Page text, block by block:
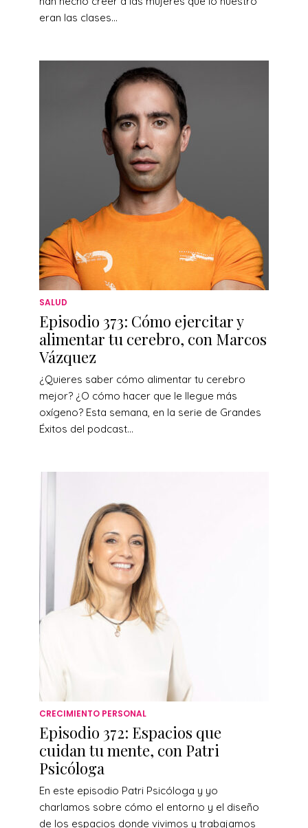
eran las clases...
SALUD
Episodio 373: Cómo ejercitar y
alimentar tu cerebro, con Marcos
Vázquez
¿Quieres saber cómo alimentar tu cerebro
mejor? ¿O cómo hacer que le llegue más
oxígeno? Esta semana, en la serie de Grandes
Éxitos del podcast...
CRECIMIENTO PERSONAL
Episodio 372: Espacios que
cuidan tu mente, con Patri
Psicóloga
En este episodio Patri Psicóloga y yo
charlamos sobre cómo el entorno y el diseño
de los espacios donde vivimos y trabajamos